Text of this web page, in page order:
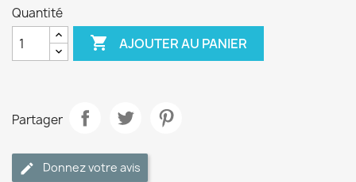
Quantité
 AJOUTER AU PANIER
Partager
Donnez votre avis